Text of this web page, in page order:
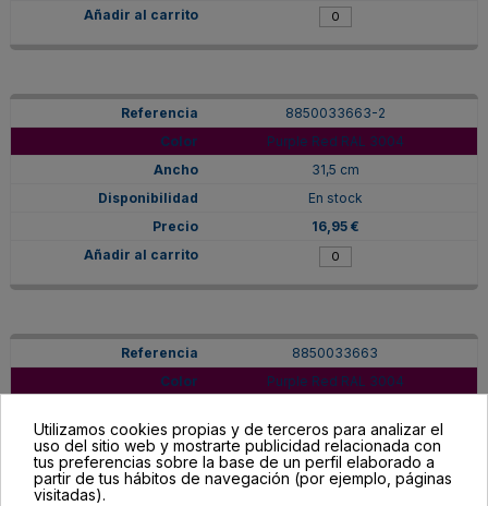
8850033663-2
Purple Red RAL 3004
31,5 cm
En stock
16,95 €
8850033663
Purple Red RAL 3004
En stock
33,90 €
Utilizamos cookies propias y de terceros para analizar el
uso del sitio web y mostrarte publicidad relacionada con
tus preferencias sobre la base de un perfil elaborado a
partir de tus hábitos de navegación (por ejemplo, páginas
visitadas).